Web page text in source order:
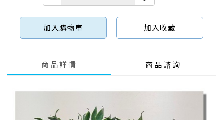
加入購物車 加入收藏
商品詳情 商品諮詢